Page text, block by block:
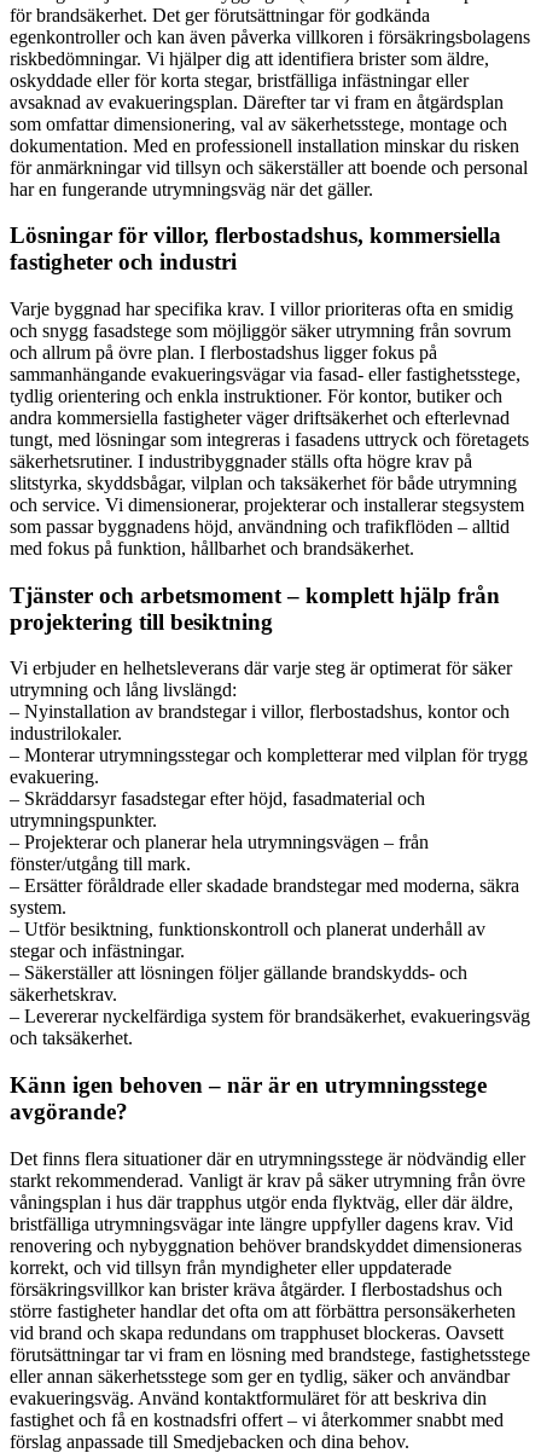
för brandsäkerhet. Det ger förutsättningar för godkända
egenkontroller och kan även påverka villkoren i försäkringsbolagens
riskbedömningar. Vi hjälper dig att identifiera brister som äldre,
oskyddade eller för korta stegar, bristfälliga infästningar eller
avsaknad av evakueringsplan. Därefter tar vi fram en åtgärdsplan
som omfattar dimensionering, val av säkerhetsstege, montage och
dokumentation. Med en professionell installation minskar du risken
för anmärkningar vid tillsyn och säkerställer att boende och personal
har en fungerande utrymningsväg när det gäller.
Lösningar för villor, flerbostadshus, kommersiella
fastigheter och industri
Varje byggnad har specifika krav. I villor prioriteras ofta en smidig
och snygg fasadstege som möjliggör säker utrymning från sovrum
och allrum på övre plan. I flerbostadshus ligger fokus på
sammanhängande evakueringsvägar via fasad- eller fastighetsstege,
tydlig orientering och enkla instruktioner. För kontor, butiker och
andra kommersiella fastigheter väger driftsäkerhet och efterlevnad
tungt, med lösningar som integreras i fasadens uttryck och företagets
säkerhetsrutiner. I industribyggnader ställs ofta högre krav på
slitstyrka, skyddsbågar, vilplan och taksäkerhet för både utrymning
och service. Vi dimensionerar, projekterar och installerar stegsystem
som passar byggnadens höjd, användning och trafikflöden – alltid
med fokus på funktion, hållbarhet och brandsäkerhet.
Tjänster och arbetsmoment – komplett hjälp från
projektering till besiktning
Vi erbjuder en helhetsleverans där varje steg är optimerat för säker
utrymning och lång livslängd:
– Nyinstallation av brandstegar i villor, flerbostadshus, kontor och
industrilokaler.
– Monterar utrymningsstegar och kompletterar med vilplan för trygg
evakuering.
– Skräddarsyr fasadstegar efter höjd, fasadmaterial och
utrymningspunkter.
– Projekterar och planerar hela utrymningsvägen – från
fönster/utgång till mark.
– Ersätter föråldrade eller skadade brandstegar med moderna, säkra
system.
– Utför besiktning, funktionskontroll och planerat underhåll av
stegar och infästningar.
– Säkerställer att lösningen följer gällande brandskydds- och
säkerhetskrav.
– Levererar nyckelfärdiga system för brandsäkerhet, evakueringsväg
och taksäkerhet.
Känn igen behoven – när är en utrymningsstege
avgörande?
Det finns flera situationer där en utrymningsstege är nödvändig eller
starkt rekommenderad. Vanligt är krav på säker utrymning från övre
våningsplan i hus där trapphus utgör enda flyktväg, eller där äldre,
bristfälliga utrymningsvägar inte längre uppfyller dagens krav. Vid
renovering och nybyggnation behöver brandskyddet dimensioneras
korrekt, och vid tillsyn från myndigheter eller uppdaterade
försäkringsvillkor kan brister kräva åtgärder. I flerbostadshus och
större fastigheter handlar det ofta om att förbättra personsäkerheten
vid brand och skapa redundans om trapphuset blockeras. Oavsett
förutsättningar tar vi fram en lösning med brandstege, fastighetsstege
eller annan säkerhetsstege som ger en tydlig, säker och användbar
evakueringsväg. Använd kontaktformuläret för att beskriva din
fastighet och få en kostnadsfri offert – vi återkommer snabbt med
förslag anpassade till Smedjebacken och dina behov.